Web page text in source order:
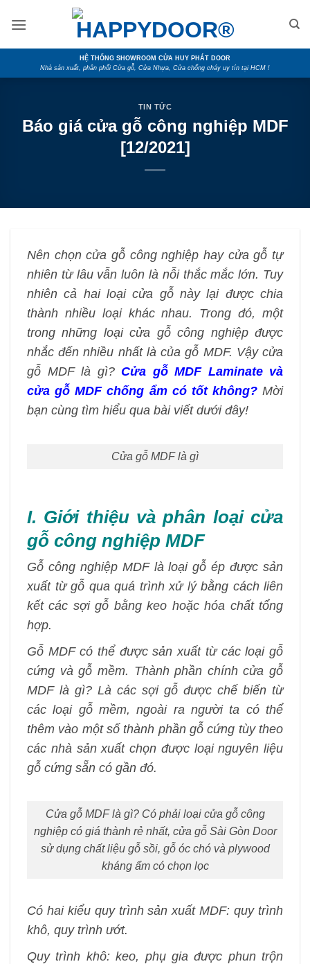
HỆ THỐNG SHOWROOM CỬA HUY PHÁT DOOR
Nhà sản xuất, phân phối Cửa gỗ, Cửa Nhựa, Cửa chống cháy uy tín tại HCM !
TIN TỨC
Báo giá cửa gỗ công nghiệp MDF
[12/2021]
Nên chọn cửa gỗ công nghiệp hay cửa gỗ tự
nhiên từ lâu vẫn luôn là nỗi thắc mắc lớn. Tuy
nhiên cả hai loại cửa gỗ này lại được chia
thành nhiều loại khác nhau. Trong đó, một
trong những loại cửa gỗ công nghiệp được
nhắc đến nhiều nhất là của gỗ MDF. Vậy cửa
gỗ MDF là gì? Cửa gỗ MDF Laminate và
cửa gỗ MDF chống ẩm có tốt không?Mời
bạn cùng tìm hiểu qua bài viết dưới đây!
Cửa gỗ MDF là gì
I. Giới thiệu và phân loại cửa
gỗ công nghiệp MDF
Gỗ công nghiệp MDF là loại gỗ ép được sản
xuất từ gỗ qua quá trình xử lý bằng cách liên
kết các sợi gỗ bằng keo hoặc hóa chất tổng
hợp.
Gỗ MDF có thể được sản xuất từ các loại gỗ
cứng và gỗ mềm. Thành phần chính cửa gỗ
MDF là gì? Là các sợi gỗ được chế biến từ
các loại gỗ mềm, ngoài ra người ta có thể
thêm vào một số thành phần gỗ cứng tùy theo
các nhà sản xuất chọn được loại nguyên liệu
gỗ cứng sẵn có gần đó.
Cửa gỗ MDF là gì? Có phải loại cửa gỗ công
nghiệp có giá thành rẻ nhất, cửa gỗ Sài Gòn Door
sử dụng chất liệu gỗ sồi, gỗ óc chó và plywood
kháng ẩm có chọn lọc
Có hai kiểu quy trình sản xuất MDF: quy trình
khô, quy trình ướt.
Quy trình khô: keo, phụ gia được phun trộn